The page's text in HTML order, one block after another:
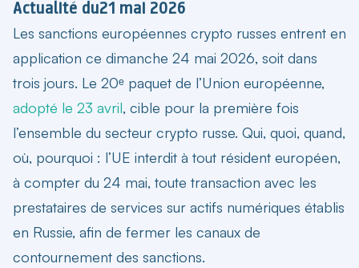
Actualité du21 mai 2026
Les sanctions européennes crypto russes entrent en
application ce dimanche 24 mai 2026, soit dans
trois jours. Le 20ᵉ paquet de l’Union européenne,
adopté le 23 avril, cible pour la première fois
l’ensemble du secteur crypto russe. Qui, quoi, quand,
où, pourquoi : l’UE interdit à tout résident européen,
à compter du 24 mai, toute transaction avec les
prestataires de services sur actifs numériques établis
en Russie, afin de fermer les canaux de
contournement des sanctions.